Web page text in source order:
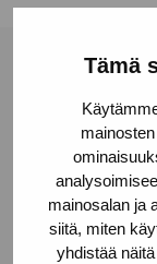
Tämä
mainosalan ja
siitä, miten
yhdistää
Gustav Wasas
10600 Ekenäs
+358 (0)50 371